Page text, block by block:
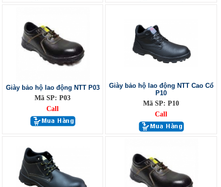
Giày bảo hộ lao động NTT P03
Mã SP: P03
Call
Giày bảo hộ lao động NTT Cao Cổ
P10
Mã SP: P10
Call